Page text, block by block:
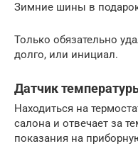
Зимние шины в
Только обязательно
долго, или инициал.
Датчик
Находиться на
салона и отвечает за
показания на